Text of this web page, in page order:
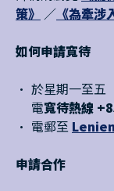
策》 ／ 《為牽
如何申請寬待
於星期一至五
電寬待熱線
電郵至
申請合作